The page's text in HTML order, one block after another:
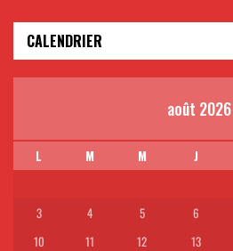
CALENDRIER
août 2026
L M M J
3
4 5 6
10
11 12 13